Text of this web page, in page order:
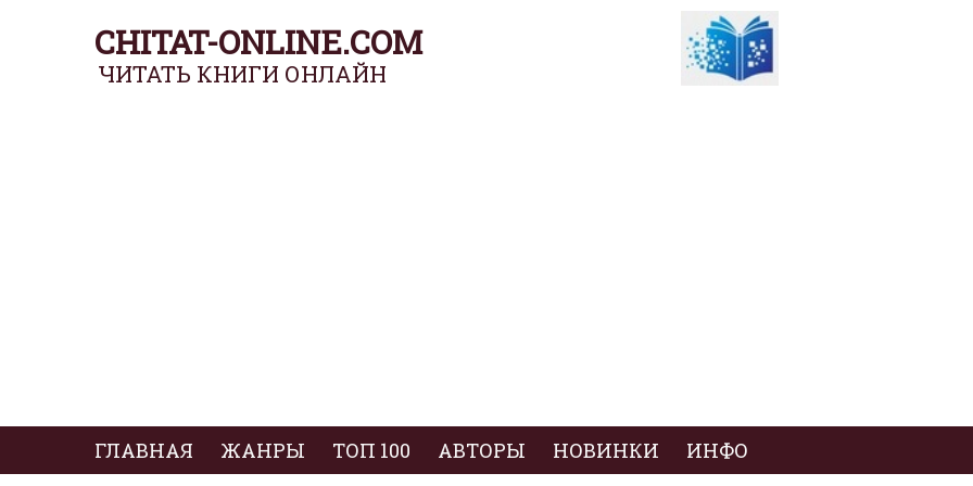
CHITAT-ONLINE.COM
ЧИТАТЬ КНИГИ ОНЛАЙН
ГЛАВНАЯ ЖАНРЫ ТОП 100 АВТОРЫ НОВИНКИ ИНФО